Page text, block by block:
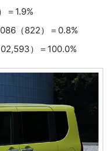
＝1.9%
（822）＝0.8%
）＝100.0%